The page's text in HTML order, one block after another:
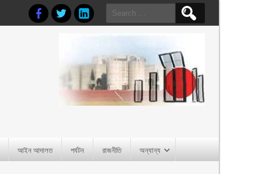
Search
for:
আইন আদালত পর্যটন রাজনীতি অন্যান্য